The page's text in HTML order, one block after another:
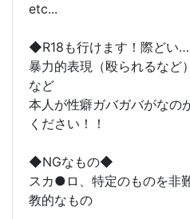
etc...
◆R18も行けます！際どい
暴力的表現（殴られるなど
など
本人が性癖ガバガバがなの
ください！！
◆NGなもの◆
スカ●ロ、特定のものを非
教的なもの